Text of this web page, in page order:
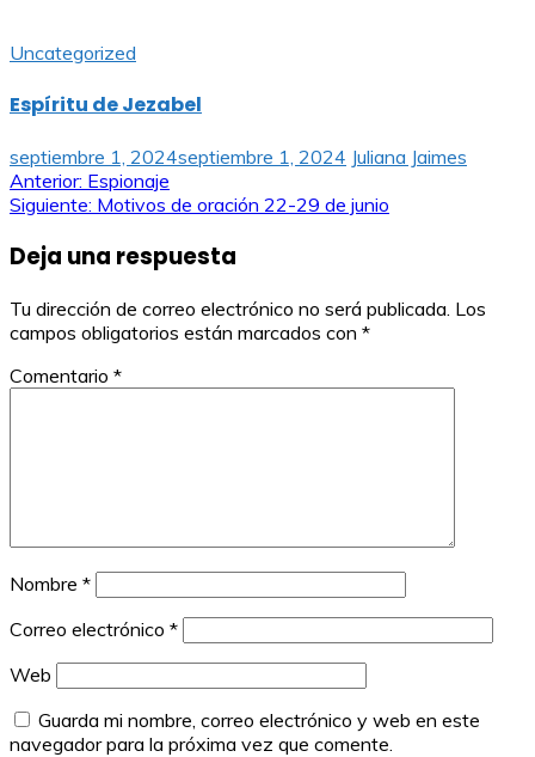
Uncategorized
Espíritu de Jezabel
septiembre 1, 2024septiembre 1, 2024 Juliana Jaimes
Navegación
entradas
Anterior: Espionaje
Siguiente: Motivos de oración 22-29 de junio
Deja una respuesta
Tu dirección de correo electrónico no será publicada. Los
campos obligatorios están marcados con *
Comentario *
Nombre *
Correo electrónico *
Web
Guarda mi nombre, correo electrónico y web en este
navegador para la próxima vez que comente.